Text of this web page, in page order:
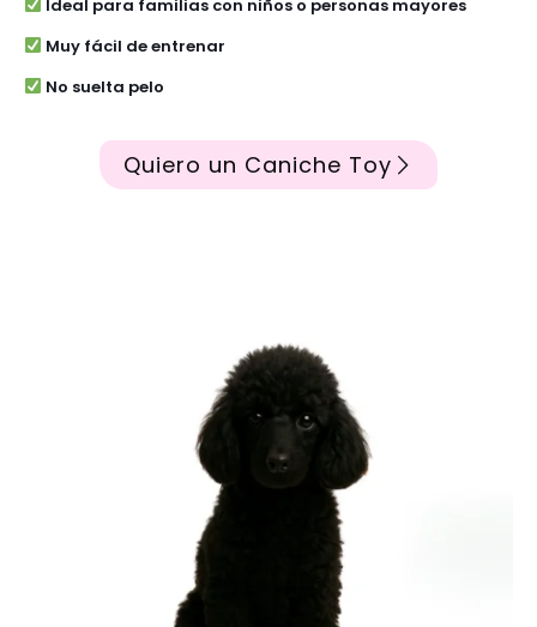
Ideal para familias con niños o personas mayores
Muy fácil de entrenar
No suelta pelo
Quiero un Caniche Toy